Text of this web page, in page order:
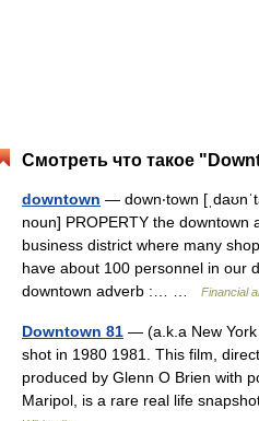
Смотреть что такое
downtown — down‧town
noun] PROPERTY the downtown
business district where many
have about 100 personnel in our
downtown adverb :… …
Financial
Downtown 81 — (a.k.a New York
shot in 1980 1981. This film,
produced by Glenn O Brien with
Maripol, is a rare real life